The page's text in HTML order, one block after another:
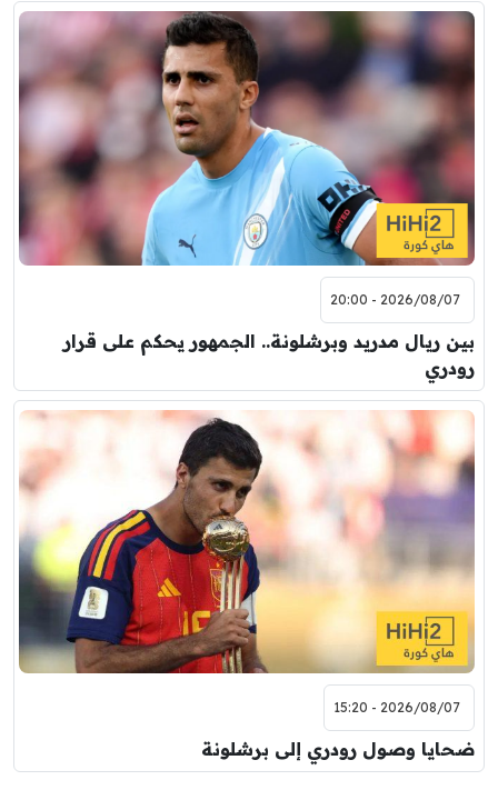
2026/08/07 - 20:00
بين ريال مدريد وبرشلونة.. الجمهور يحكم على قرار
رودري
2026/08/07 - 15:20
ضحايا وصول رودري إلى برشلونة